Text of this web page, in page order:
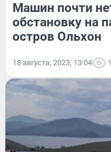
Машин почти
обстановку на
остров Ольхон
18 августа, 2023, 13:04